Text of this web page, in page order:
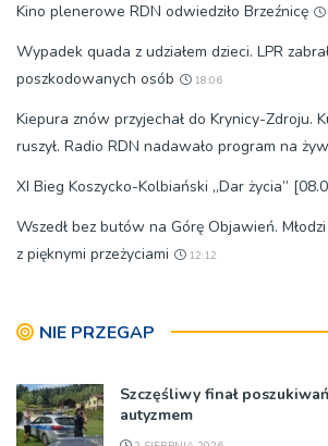
Kino plenerowe RDN odwiedziło Brzeźnicę
Wypadek quada z udziałem dzieci. LPR
poszkodowanych osób
18:06
Kiepura znów przyjechał do Krynicy-Zdroju.
ruszył. Radio RDN nadawało program na
XI Bieg Koszycko-Kolbiański „Dar życia”
Wszedł bez butów na Górę Objawień.
z pięknymi przeżyciami
12:12
NIE PRZEGAP
Szczęśliwy finał
autyzmem